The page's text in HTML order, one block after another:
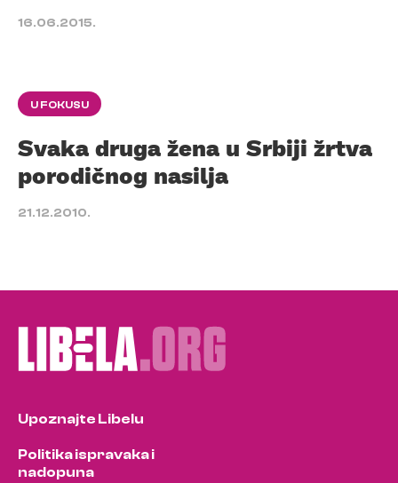
16.06.2015.
U FOKUSU
Svaka druga žena u Srbiji žrtva
porodičnog nasilja
21.12.2010.
Upoznajte Libelu
Politika ispravaka i
nadopuna